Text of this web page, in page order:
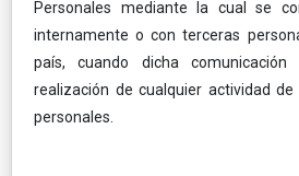
Personales mediante la cual se
internamente o con terceras
país, cuando dicha
realización de cualquier actividad
personales.